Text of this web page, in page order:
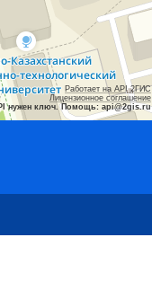
Работает на API 2ГИС
Лицензионное соглашение
нужен ключ. Помощь: api@2gis.ru